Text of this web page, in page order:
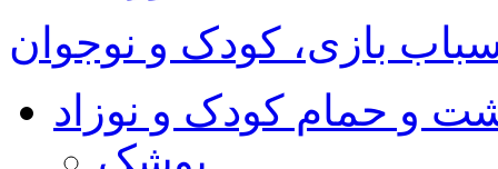
بازی، کودک و نوجوان
و حمام کودک و نوزاد